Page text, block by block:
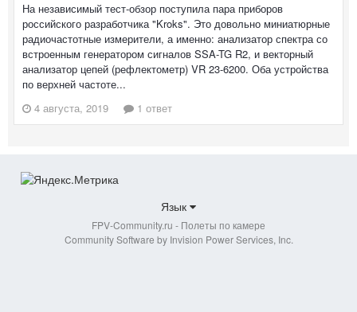
На независимый тест-обзор поступила пара приборов
российского разработчика "Kroks". Это довольно миниатюрные
радиочастотные измерители, а именно: анализатор спектра со
встроенным генератором сигналов SSA-TG R2, и векторный
анализатор цепей (рефлектометр) VR 23-6200. Оба устройства
по верхней частоте...
4 августа, 2019
1 ответ
Язык
FPV-Community.ru - Полеты по камере
Community Software by Invision Power Services, Inc.